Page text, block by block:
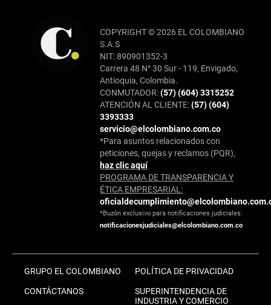
COPYRIGHT © 2026 EL COLOMBIANO
S.A.S
NIT: 890901352-3
Carrera 48 N° 30 Sur - 119, Envigado,
Antioquia, Colombia.
CONMUTADOR:(57) (604) 3315252
ATENCIÓN AL CLIENTE:(57) (604)
3393333
servicio@elcolombiano.com.co
*Para asuntos relacionados con
peticiones, quejas y reclamos (PQR),
haz clic aquí
PROGRAMA DE TRANSPARENCIA Y
ÉTICA EMPRESARIAL:
*Buzón exclusivo para notificaciones judiciales:
notificacionesjudiciales@elcolombiano.com.co
GRUPO EL COLOMBIANO
CONTÁCTANOS
POLÍTICA DE PRIVACIDAD
SUPERINTENDENCIA DE
INDUSTRIA Y COMERCIO